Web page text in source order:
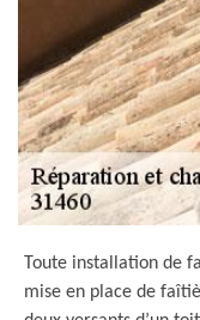
Toute installation de
mise en place de